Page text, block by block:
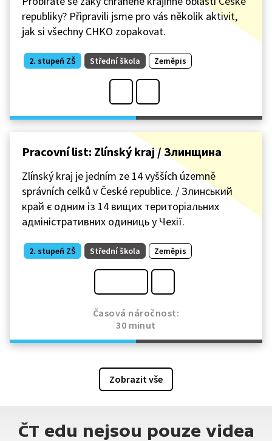
republiky? Připravili jsme pro vás několik aktivit,
jak si všechny CHKO zopakovat.
2. stupeň ZŠ Střední škola Zeměpis
Pracovní list: Zlínský kraj / Злинщина
Zlínský kraj je jedním ze 14 vyšších územně
správních celků v České republice. / Злинський
край є одним із 14 вищих територіальних
адміністративних одиниць у Чехії.
2. stupeň ZŠ Střední škola Zeměpis
Časová náročnost:
30 minut
Zobrazit vše
ČT edu nejsou pouze videa